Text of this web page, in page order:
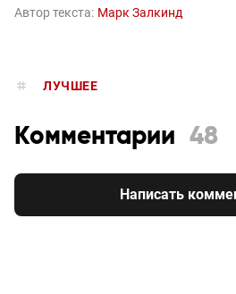
Автор текста: Марк Залкинд
ЛУЧШЕЕ
Комментарии 48
Написать